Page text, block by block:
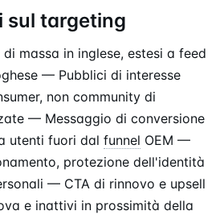
sul targeting
massa in inglese, estesi a feed
— Pubblici di interesse
non community di
— Messaggio di conversione
utenti fuori dal funnel OEM —
protezione dell'identità
— CTA di rinnovo e upsell
e inattivi in prossimità della